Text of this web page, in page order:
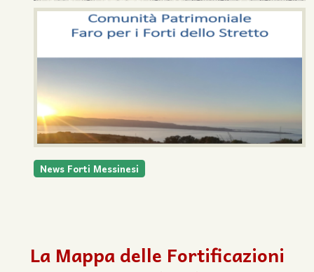
News Forti Messinesi
La Mappa delle Fortificazioni